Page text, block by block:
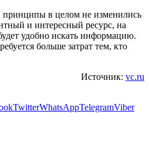
принципы в целом не изменились
и интересный ресурс, на
удобно искать информацию.
больше затрат тем, кто
Источник: vc.ru
TwitterWhatsAppTelegramViber